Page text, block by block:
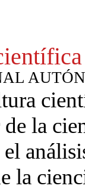
la
el
la